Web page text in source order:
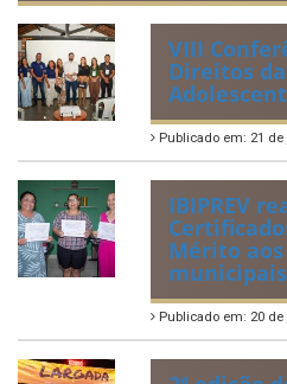
Lei Orgânica Municipal
Regulamentação da Lei de
Perguntas Frequentemente
ÚLTIMAS NOTÍCIAS
VIII
Direitos